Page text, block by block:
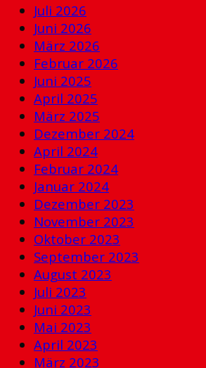
Juli 2026
Juni 2026
März 2026
Februar 2026
Juni 2025
April 2025
März 2025
Dezember 2024
April 2024
Februar 2024
Januar 2024
Dezember 2023
November 2023
Oktober 2023
September 2023
August 2023
Juli 2023
Juni 2023
Mai 2023
April 2023
März 2023